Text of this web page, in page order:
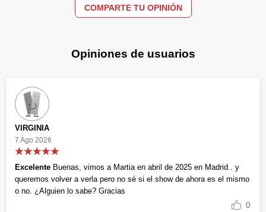
COMPARTE TU OPINIÓN
Opiniones de usuarios
VIRGINIA
7 Ago 2026
Excelente Buenas, vimos a Martia en abril de 2025 en Madrid.. y
queremos volver a verla pero no sé si el show de ahora es el mismo
o no. ¿Alguien lo sabe? Gracias
0